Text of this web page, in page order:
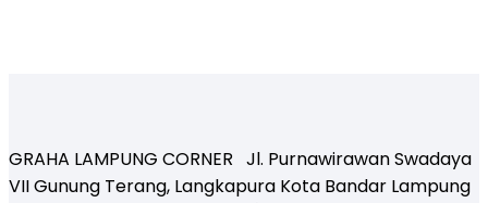
GRAHA LAMPUNG CORNER Jl. Purnawirawan Swadaya
VII Gunung Terang, Langkapura Kota Bandar Lampung